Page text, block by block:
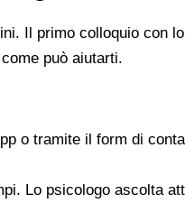
Il primo colloquio con
può aiutarti.
o tramite il form di
Lo psicologo ascolta